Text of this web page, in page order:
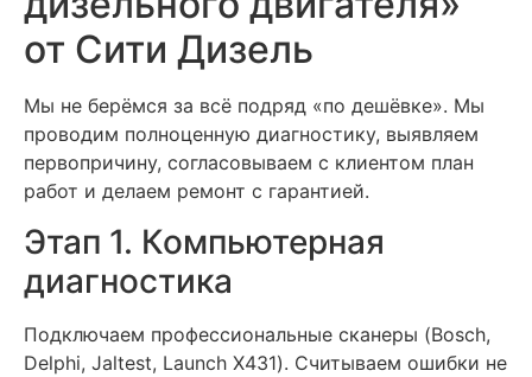
от Сити Дизель
Мы не берёмся за всё подряд «по дешёвке». Мы
проводим полноценную диагностику, выявляем
первопричину, согласовываем с клиентом план
работ и делаем ремонт с гарантией.
Этап 1. Компьютерная
диагностика
Подключаем профессиональные сканеры (Bosch,
Delphi, Jaltest, Launch X431). Считываем ошибки не